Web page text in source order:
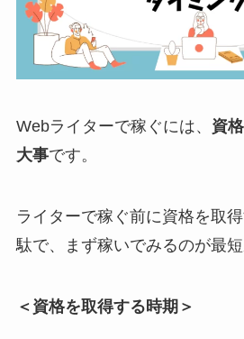
Webライターで稼ぐには、 資
大事です。
ライターで稼ぐ前に資格を取
駄で、まず稼いでみるのが最短
＜資格を取得する時期＞